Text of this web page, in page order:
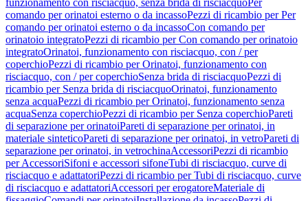
funzionamento con risciacquo, senza brida di risciacquoPer
comando per orinatoi esterno o da incassoPezzi di ricambio per Per
comando per orinatoi esterno o da incassoCon comando per
orinatoio integratoPezzi di ricambio per Con comando per orinatoio
integratoOrinatoi, funzionamento con risciacquo, con / per
coperchioPezzi di ricambio per Orinatoi, funzionamento con
risciacquo, con / per coperchioSenza brida di risciacquoPezzi di
ricambio per Senza brida di risciacquoOrinatoi, funzionamento
senza acquaPezzi di ricambio per Orinatoi, funzionamento senza
acquaSenza coperchioPezzi di ricambio per Senza coperchioPareti
di separazione per orinatoiPareti di separazione per orinatoi, in
materiale sinteticoPareti di separazione per orinatoi, in vetroPareti di
separazione per orinatoi, in vetrochinaAccessoriPezzi di ricambio
per AccessoriSifoni e accessori sifoneTubi di risciacquo, curve di
risciacquo e adattatoriPezzi di ricambio per Tubi di risciacquo, curve
di risciacquo e adattatoriAccessori per erogatoreMateriale di